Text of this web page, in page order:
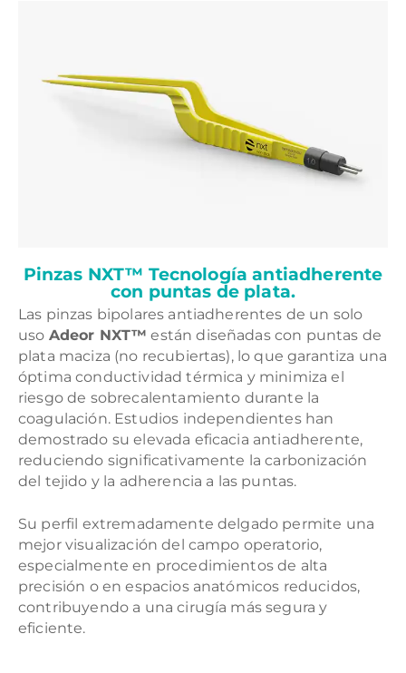
Pinzas NXT™ Tecnología antiadherente
con puntas de plata.
Las pinzas bipolares antiadherentes de un solo
uso Adeor NXT™ están diseñadas con puntas de
plata maciza (no recubiertas), lo que garantiza una
óptima conductividad térmica y minimiza el
riesgo de sobrecalentamiento durante la
coagulación. Estudios independientes han
demostrado su elevada eficacia antiadherente,
reduciendo significativamente la carbonización
del tejido y la adherencia a las puntas.
Su perfil extremadamente delgado permite una
mejor visualización del campo operatorio,
especialmente en procedimientos de alta
precisión o en espacios anatómicos reducidos,
contribuyendo a una cirugía más segura y
eficiente.